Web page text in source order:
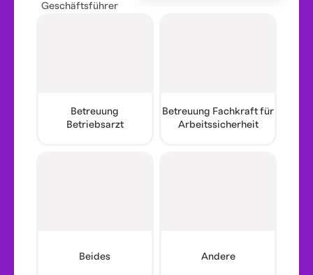
Geschäftsführer
Betreuung
Betriebsarzt
Betreuung Fachkraft für
Arbeitssicherheit
Beides Andere